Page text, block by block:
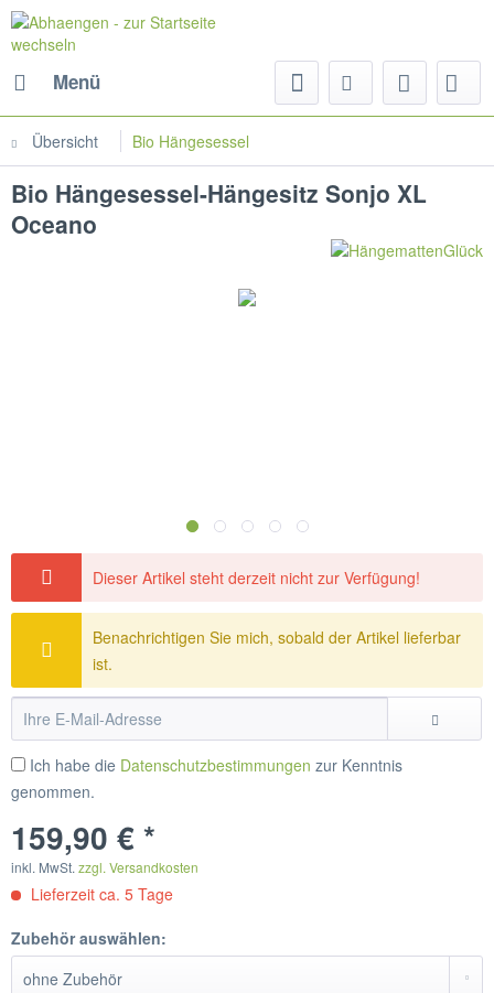
Menü
Übersicht Bio Hängesessel
Bio Hängesessel-Hängesitz Sonjo XL
Oceano
Dieser Artikel steht derzeit nicht zur Verfügung!
Benachrichtigen Sie mich, sobald der Artikel lieferbar
ist.
Ich habe die Datenschutzbestimmungen zur Kenntnis
genommen.
159,90 € *
inkl. MwSt. zzgl. Versandkosten
Lieferzeit ca. 5 Tage
Zubehör auswählen: